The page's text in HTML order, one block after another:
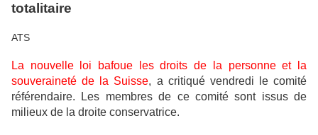
totalitaire
ATS
La nouvelle loi bafoue les droits de la personne et la
souveraineté de la Suisse, a critiqué vendredi le comité
référendaire. Les membres de ce comité sont issus de
milieux de la droite conservatrice.